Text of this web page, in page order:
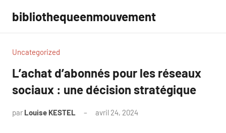
contenu
bibliothequeenmouvement
Uncategorized
L’achat d’abonnés pour les réseaux
sociaux : une décision stratégique
par Louise KESTEL avril 24, 2024